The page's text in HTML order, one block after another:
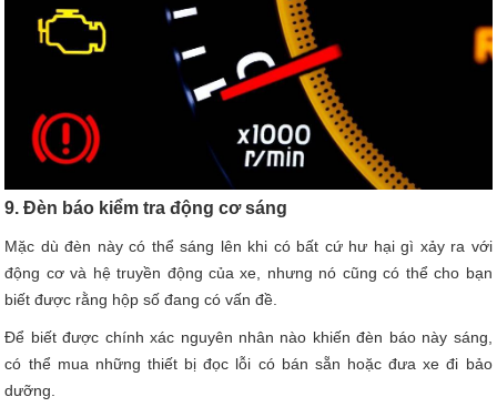
9. Đèn báo kiểm tra động cơ sáng
Mặc dù đèn này có thể sáng lên khi có bất cứ hư hại gì xảy ra với
động cơ và hệ truyền động của xe, nhưng nó cũng có thể cho bạn
biết được rằng hộp số đang có vấn đề.
Để biết được chính xác nguyên nhân nào khiến đèn báo này sáng,
có thể mua những thiết bị đọc lỗi có bán sẵn hoặc đưa xe đi bảo
dưỡng.